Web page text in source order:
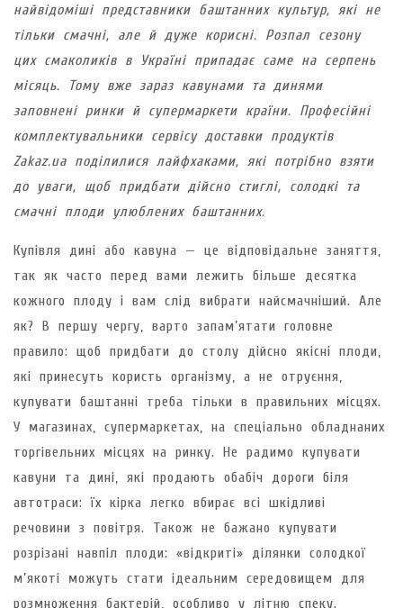
найвідоміші представники баштанних культур, які не
тільки смачні, але й дуже корисні. Розпал сезону
цих смаколиків в Україні припадає саме на серпень
місяць. Тому вже зараз кавунами та динями
заповнені ринки й супермаркети країни. Професійні
комплектувальники сервісу доставки продуктів
Zakaz.ua поділилися лайфхаками, які потрібно взяти
до уваги, щоб придбати дійсно стиглі, солодкі та
смачні плоди улюблених баштанних.
Купівля дині або кавуна — це відповідальне заняття,
так як часто перед вами лежить більше десятка
кожного плоду і вам слід вибрати найсмачніший. Але
як? В першу чергу, варто запам’ятати головне
правило: щоб придбати до столу дійсно якісні плоди,
які принесуть користь організму, а не отруєння,
купувати баштанні треба тільки в правильних місцях.
У магазинах, супермаркетах, на спеціально обладнаних
торгівельних місцях на ринку. Не радимо купувати
кавуни та дині, які продають обабіч дороги біля
автотраси: їх кірка легко вбирає всі шкідливі
речовини з повітря. Також не бажано купувати
розрізані навпіл плоди: «відкриті» ділянки солодкої
м’якоті можуть стати ідеальним середовищем для
розмноження бактерій, особливо у літню спеку.